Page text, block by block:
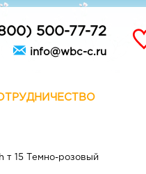
500-77-72
info@wbc-c.ru
т 15 Темно-розовый